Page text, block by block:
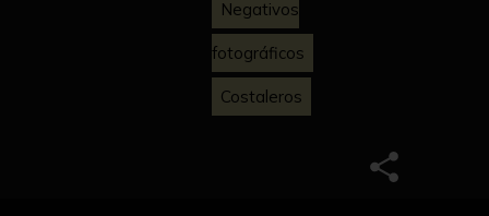
Negativos
fotográficos
Costaleros